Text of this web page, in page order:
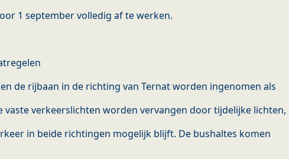
1 september volledig af te werken.
de rijbaan in de richting van Ternat worden ingenomen als
vaste verkeerslichten worden vervangen door tijdelijke lichten,
in beide richtingen mogelijk blijft. De bushaltes komen